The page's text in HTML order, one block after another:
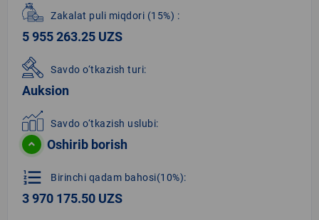
Zakalat puli miqdori (15%) :
5 955 263.25 UZS
Savdo o‘tkazish turi:
Auksion
Savdo o‘tkazish uslubi:
Oshirib borish
format_list_numbered Birinchi qadam bahosi(10%):
3 970 175.50 UZS